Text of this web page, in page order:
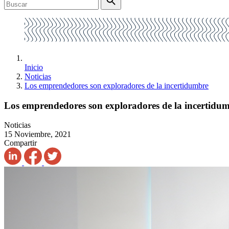
Inicio
Noticias
Los emprendedores son exploradores de la incertidumbre
Los emprendedores son exploradores de la
Noticias
15 Noviembre, 2021
Compartir